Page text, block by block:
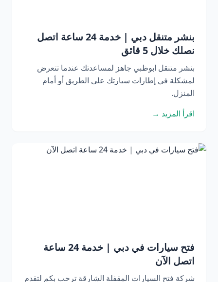
بنشر متنقل دبي | خدمة 24 ساعة اتصل
نصلك خلال 5 قائق
بنشر متنقل ابوظبي جاهز لمساعدتك عندما تتعرض
لمشكلة في إطارات سيارتك على الطريق أو أمام
المنزل.
اقرأ المزيد →
فتح سيارات في دبي | خدمة 24 ساعة
اتصل الآن
شركة فتح السيارات المقفلة الشارقة ترحب بكم لتقدم